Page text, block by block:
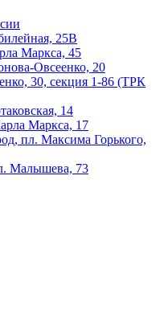
25В
Маркса, 45
Овсеенко, 20
30, секция 1-86 (ТРК
14
Маркса, 17
пл. Максима Горького,
Малышева, 73